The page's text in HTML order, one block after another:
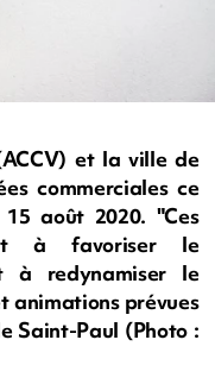
et la ville de
commerciales ce
août 2020. "Ces
à favoriser le
à redynamiser le
animations prévues
Saint-Paul (Photo :